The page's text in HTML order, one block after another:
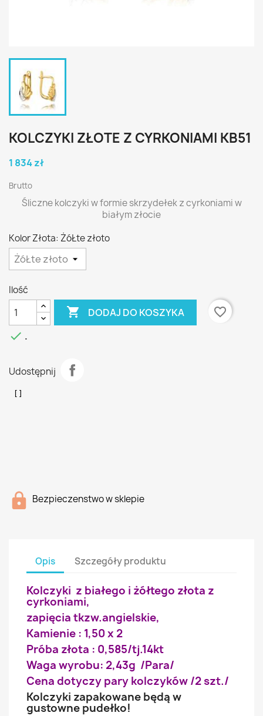
KOLCZYKI ZŁOTE Z CYRKONIAMI KB51
1 834 zł
Brutto
Śliczne kolczyki w formie skrzydełek z cyrkoniami w
białym złocie
Kolor Złota: ŻóŁte złoto
Ilość
 DODAJ DO KOSZYKA
favorite_border
 .
Udostępnij
Bezpieczenstwo w sklepie
Opis Szczegóły produktu
Kolczyki z białego i żółtego złota z
cyrkoniami,
zapięcia tkzw.angielskie,
Kamienie : 1,50 x 2
Próba złota : 0,585/tj.14kt
Waga wyrobu: 2,43g /Para/
Cena dotyczy pary kolczyków /2 szt./
Kolczyki zapakowane będą w
gustowne pudełko!